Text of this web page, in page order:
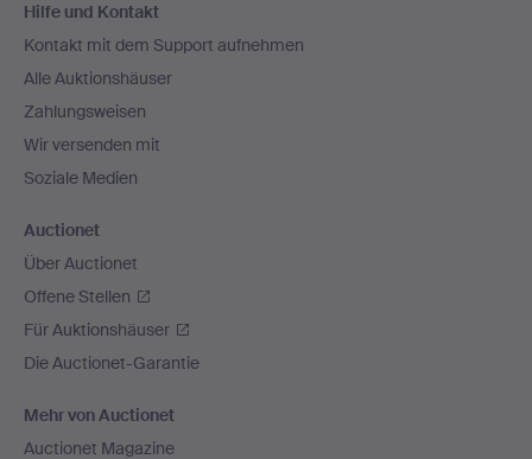
Navigation
Hilfe und Kontakt
Kontakt mit dem Support aufnehmen
Alle Auktionshäuser
Zahlungsweisen
Wir versenden mit
Soziale Medien
Auctionet
Über Auctionet
Offene Stellen
Für Auktionshäuser
Die Auctionet-Garantie
Mehr von Auctionet
Auctionet Magazine